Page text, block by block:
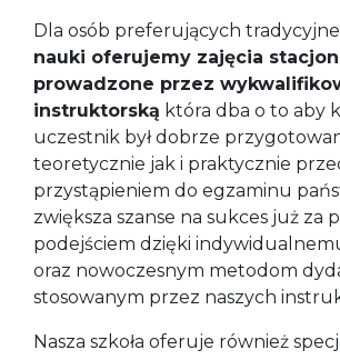
Dla osób preferujących tradycyjne
nauki oferujemy zajęcia
prowadzone przez
instruktorską która dba o to aby
uczestnik był dobrze
teoretycznie jak i praktycznie
przystąpieniem do egzaminu
zwiększa szanse na sukces już za
podejściem dzięki
oraz nowoczesnym metodom
stosowanym przez naszych
Nasza szkoła oferuje również